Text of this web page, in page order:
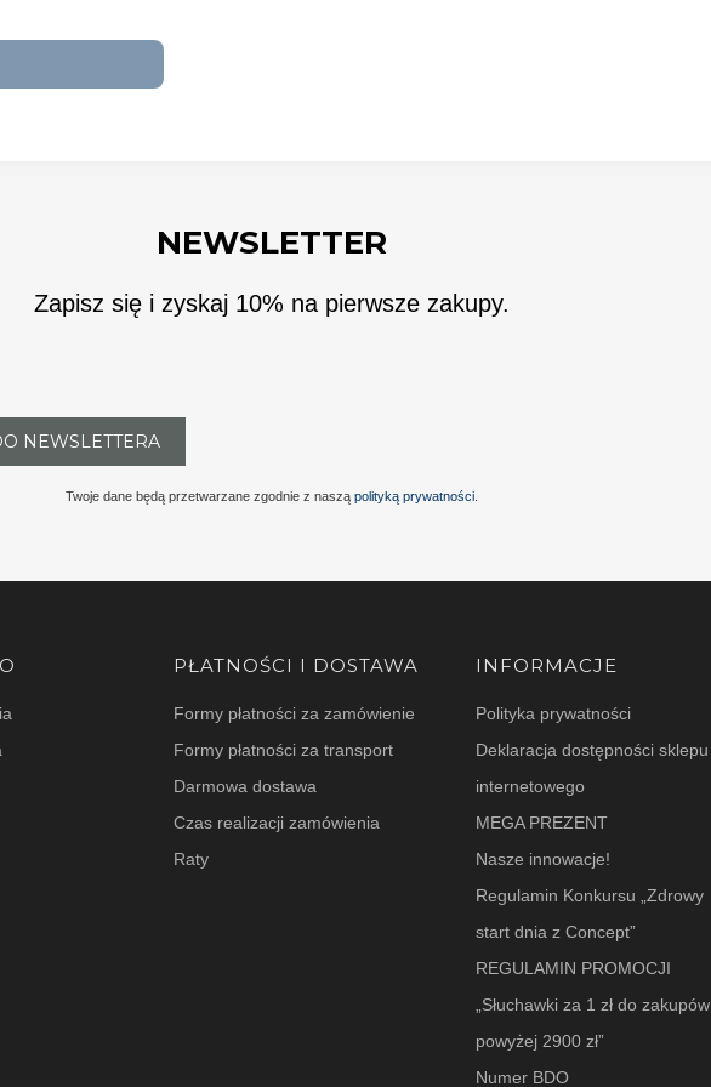
NEWSLETTER
Zapisz się i zyskaj 10% na pierwsze zakupy.
NEWSLETTERA
Twoje dane będą przetwarzane zgodnie z naszą polityką prywatności
PŁATNOŚCI I DOSTAWA
Formy płatności za zamówienie
Formy płatności za transport
Darmowa dostawa
Czas realizacji zamówienia
Raty
INFORMACJE
Polityka prywatności
Deklaracja dostępności sklepu
internetowego
MEGA PREZENT
Nasze innowacje!
Regulamin Konkursu „Zdrowy
start dnia z Concept”
REGULAMIN PROMOCJI
„Słuchawki za 1 zł do zakupów
powyżej 2900 zł”
Numer BDO